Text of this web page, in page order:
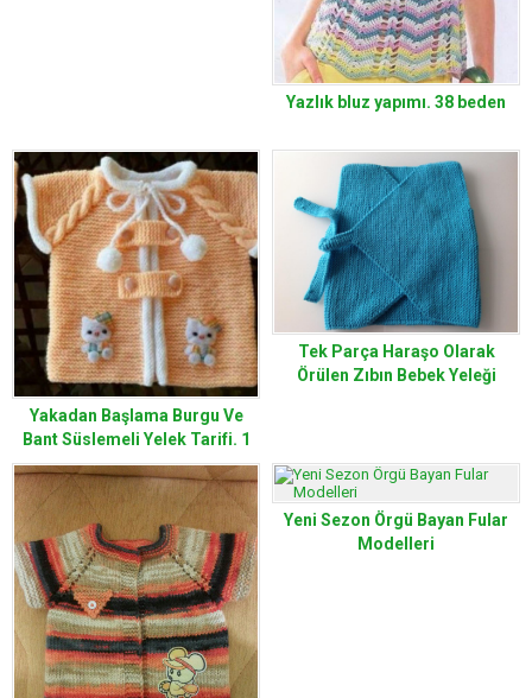
Yazlık bluz yapımı. 38 beden
Yakadan Başlama Burgu Ve
Bant Süslemeli Yelek Tarifi. 1
yaş.
Tek Parça Haraşo Olarak
Örülen Zıbın Bebek Yeleği
Yeni Sezon Örgü Bayan Fular
Modelleri